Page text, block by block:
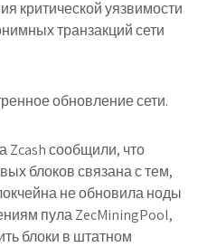
критической уязвимости
транзакций сети
обновление сети.
Zcash сообщили, что
блоков связана с тем,
не обновила ноды
пула ZecMiningPool,
блоки в штатном